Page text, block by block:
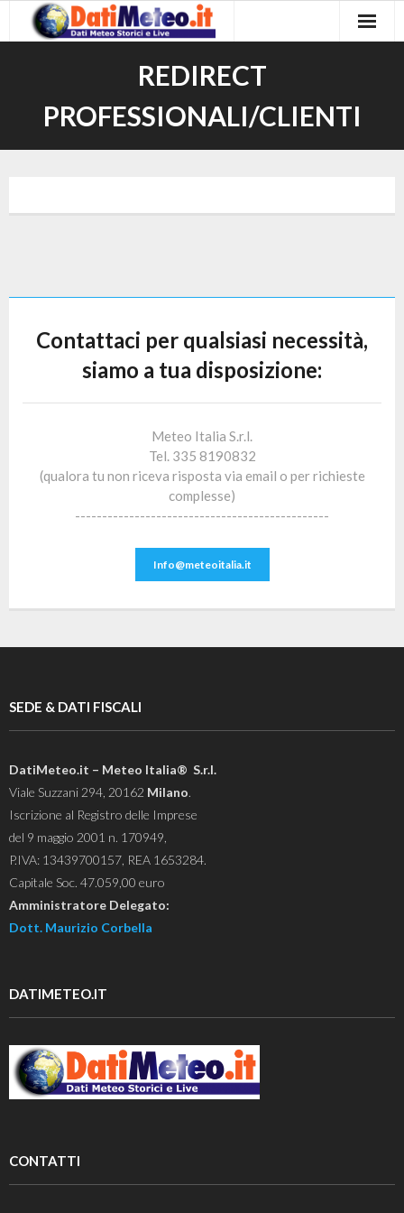
DATI METEO
REDIRECT
PROFESSIONALI/CLIENTI
Contattaci per qualsiasi necessità,
siamo a tua disposizione:
Meteo Italia S.r.l.
Tel. 335 8190832
(qualora tu non riceva risposta via email o per richieste
complesse)
-----------------------------------------------
Info@meteoitalia.it
SEDE & DATI FISCALI
DatiMeteo.it – Meteo Italia® S.r.l.
Viale Suzzani 294, 20162 Milano.
Iscrizione al Registro delle Imprese
del 9 maggio 2001 n. 170949,
P.IVA: 13439700157, REA 1653284.
Capitale Soc. 47.059,00 euro
Amministratore Delegato:
Dott. Maurizio Corbella
DATIMETEO.IT
CONTATTI